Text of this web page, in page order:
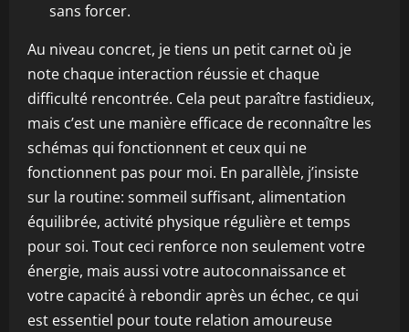
sans forcer.
Au niveau concret, je tiens un petit carnet où je
note chaque interaction réussie et chaque
difficulté rencontrée. Cela peut paraître fastidieux,
mais c’est une manière efficace de reconnaître les
schémas qui fonctionnent et ceux qui ne
fonctionnent pas pour moi. En parallèle, j’insiste
sur la routine: sommeil suffisant, alimentation
équilibrée, activité physique régulière et temps
pour soi. Tout ceci renforce non seulement votre
énergie, mais aussi votre autoconnaissance et
votre capacité à rebondir après un échec, ce qui
est essentiel pour toute relation amoureuse